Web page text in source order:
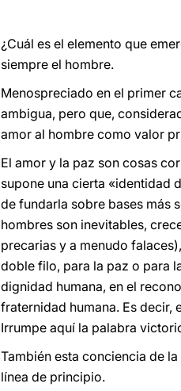
¿Cuál es el elemento que
siempre el hombre.
Menospreciado en el primer
ambigua, pero que,
amor al hombre como valor
El amor y la paz son cosas
supone una cierta «identidad
de fundarla sobre bases más
hombres son inevitables,
precarias y a menudo
doble filo, para la paz o para
dignidad humana, en el
fraternidad humana. Es decir,
Irrumpe aquí la palabra
También esta conciencia de
línea de principio.